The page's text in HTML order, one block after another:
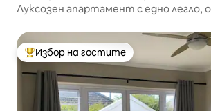
Луксозен апартамент с едно легло,
Най-популярен избор на гостите
Избор на гостите